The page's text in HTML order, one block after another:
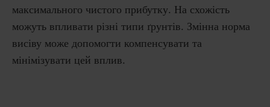
максимального чистого прибутку. На схожість
можуть впливати різні типи ґрунтів. Змінна норма
висіву може допомогти компенсувати та
мінімізувати цей вплив.